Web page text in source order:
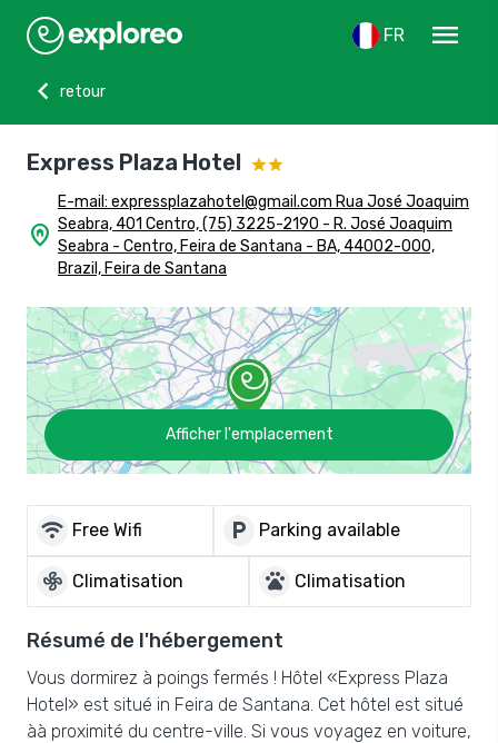
FR
menu
chevron_left
retour
Express Plaza Hotel
home_pin
E-mail: expressplazahotel@gmail.com Rua José Joaquim
Seabra, 401 Centro, (75) 3225-2190 - R. José Joaquim
Seabra - Centro, Feira de Santana - BA, 44002-000,
Brazil, Feira de Santana
Afficher l'emplacement
wifi Free Wifi local_parking Parking available
mode_fan Climatisation pets Climatisation
Résumé de l'hébergement
Vous dormirez à poings fermés ! Hôtel «Express Plaza
Hotel» est situé in Feira de Santana. Cet hôtel est situé
àà proximité du centre-ville. Si vous voyagez en voiture,